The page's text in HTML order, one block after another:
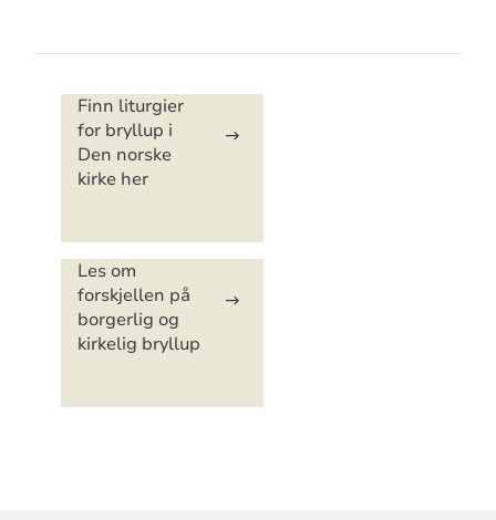
Artikkelsnarveger
Finn liturgier
for bryllup i
Den norske
kirke her
Les om
forskjellen på
borgerlig og
kirkelig bryllup